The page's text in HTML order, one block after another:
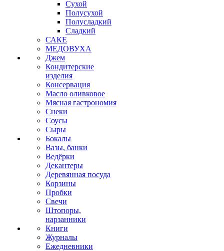
Сухой
Полусухой
Полусладкий
Сладкий
САКЕ
МЕДОВУХА
Джем
Кондитерские
изделия
Консервация
Масло оливковое
Мясная гастрономия
Снеки
Соусы
Сыры
Бокалы
Вазы, банки
Ведёрки
Декантеры
Деревянная посуда
Корзины
Пробки
Свечи
Штопоры,
нарзанники
Книги
Журналы
Ежедневники